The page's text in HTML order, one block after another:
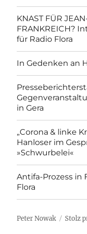
KNAST FÜR
FRANKREICH?
für Radio Flora
In Gedenken an
in Gera
„Corona & linke
Hanloser im
»Schwurbelei«
Antifa-Prozess in
Flora
Peter Nowak Stolz